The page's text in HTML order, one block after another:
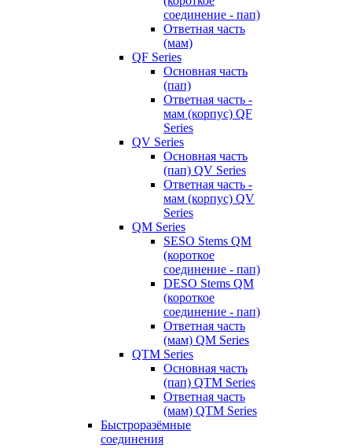
соединение - пап)
Ответная часть
(мам)
QF Series
Основная часть
(пап)
Ответная часть -
мам (корпус) QF
Series
QV Series
Основная часть
(пап) QV Series
Ответная часть -
мам (корпус) QV
Series
QM Series
SESO Stems QM
(короткое
соединение - пап)
DESO Stems QM
(короткое
соединение - пап)
Ответная часть
(мам) QM Series
QTM Series
Основная часть
(пап) QTM Series
Ответная часть
(мам) QTM Series
Быстроразёмные
соединения